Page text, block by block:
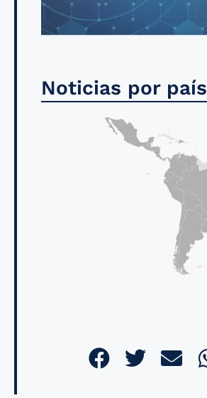
Noticias por país